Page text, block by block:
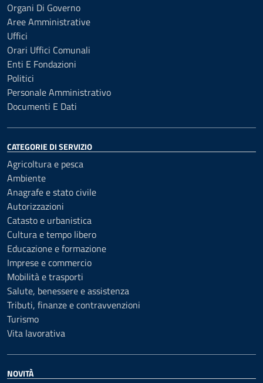
Organi Di Governo
Aree Amministrative
Uffici
Orari Uffici Comunali
Enti E Fondazioni
Politici
Personale Amministrativo
Documenti E Dati
CATEGORIE DI SERVIZIO
Agricoltura e pesca
Ambiente
Anagrafe e stato civile
Autorizzazioni
Catasto e urbanistica
Cultura e tempo libero
Educazione e formazione
Imprese e commercio
Mobilità e trasporti
Salute, benessere e assistenza
Tributi, finanze e contravvenzioni
Turismo
Vita lavorativa
NOVITÀ